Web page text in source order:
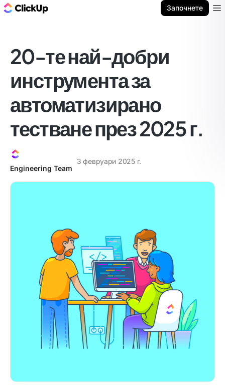
Започнете
20-те най-добри
инструмента за
автоматизирано
тестване през 2025 г.
Engineering Team
3 февруари 2025 г.